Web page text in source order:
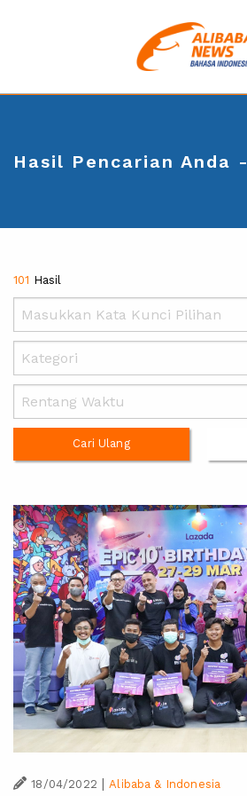
Hasil Pencarian Anda -
101 Hasil
Cari Ulang
18/04/2022 | Alibaba & Indonesia